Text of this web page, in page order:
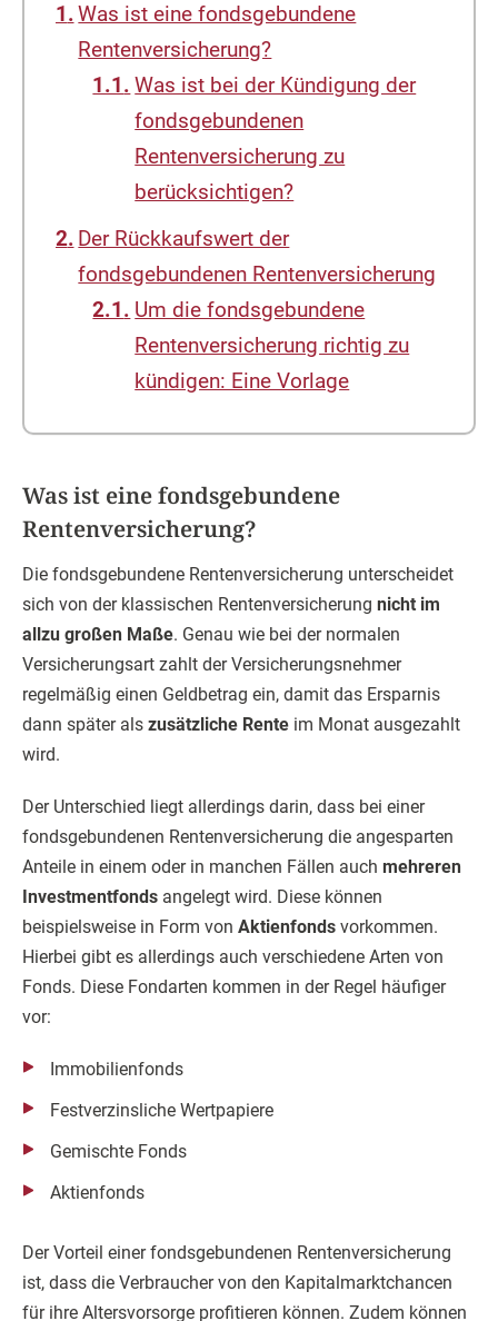
Was ist eine fondsgebundene
Rentenversicherung?
Was ist bei der Kündigung der
fondsgebundenen
Rentenversicherung zu
berücksichtigen?
Der Rückkaufswert der
fondsgebundenen Rentenversicherung
Um die fondsgebundene
Rentenversicherung richtig zu
kündigen: Eine Vorlage
Was ist eine fondsgebundene
Rentenversicherung?
Die fondsgebundene Rentenversicherung unterscheidet
sich von der klassischen Rentenversicherung nicht im
allzu großen Maße. Genau wie bei der normalen
Versicherungsart zahlt der Versicherungsnehmer
regelmäßig einen Geldbetrag ein, damit das Ersparnis
dann später als zusätzliche Rente im Monat ausgezahlt
wird.
Der Unterschied liegt allerdings darin, dass bei einer
fondsgebundenen Rentenversicherung die angesparten
Anteile in einem oder in manchen Fällen auch mehreren
Investmentfonds angelegt wird. Diese können
beispielsweise in Form von Aktienfonds vorkommen.
Hierbei gibt es allerdings auch verschiedene Arten von
Fonds. Diese Fondarten kommen in der Regel häufiger
vor:
Immobilienfonds
Festverzinsliche Wertpapiere
Gemischte Fonds
Aktienfonds
Der Vorteil einer fondsgebundenen Rentenversicherung
ist, dass die Verbraucher von den Kapitalmarktchancen
für ihre Altersvorsorge profitieren können. Zudem können